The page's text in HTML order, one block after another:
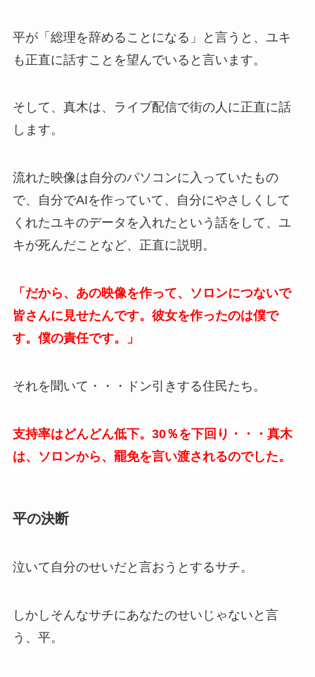
平が「総理を辞めることになる」と言うと、ユキ
も正直に話すことを望んでいると言います。
そして、真木は、ライブ配信で街の人に正直に話
します。
流れた映像は自分のパソコンに入っていたもの
で、自分でAIを作っていて、自分にやさしくして
くれたユキのデータを入れたという話をして、ユ
キが死んだことなど、正直に説明。
「だから、あの映像を作って、ソロンにつないで
皆さんに見せたんです。彼女を作ったのは僕で
す。僕の責任です。」
それを聞いて・・・ドン引きする住民たち。
支持率はどんどん低下。30％を下回り・・・真木
は、ソロンから、罷免を言い渡されるのでした。
平の決断
泣いて自分のせいだと言おうとするサチ。
しかしそんなサチにあなたのせいじゃないと言
う、平。